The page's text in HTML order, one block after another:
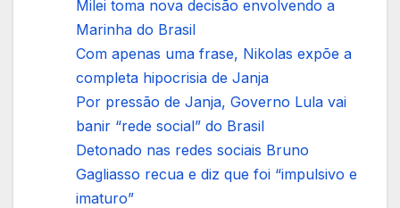
Milei toma nova decisão envolvendo a
Marinha do Brasil
Com apenas uma frase, Nikolas expõe a
completa hipocrisia de Janja
Por pressão de Janja, Governo Lula vai
banir “rede social” do Brasil
Detonado nas redes sociais Bruno
Gagliasso recua e diz que foi “impulsivo e
imaturo”